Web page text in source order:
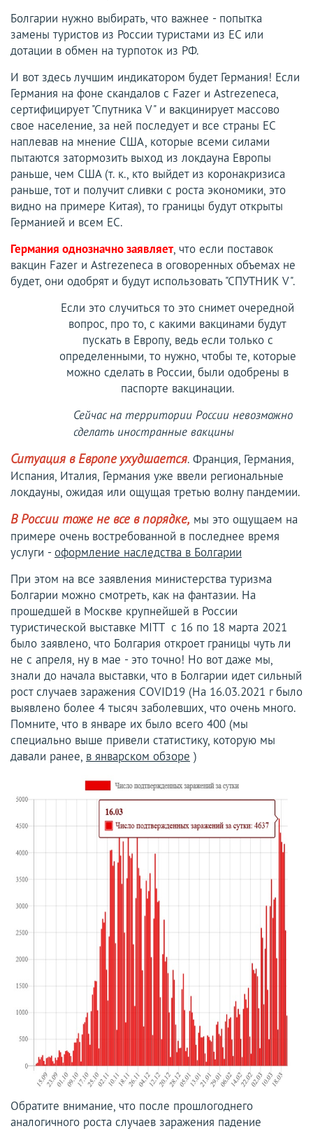
Болгарии нужно выбирать, что важнее - попытка
замены туристов из России туристами из ЕС или
дотации в обмен на турпоток из РФ.
И вот здесь лучшим индикатором будет Германия! Если
Германия на фоне скандалов с Fazer и Astrezeneca,
сертифицирует "Спутника V" и вакцинирует массово
свое население, за ней последует и все страны ЕС
наплевав на мнение США, которые всеми силами
пытаются затормозить выход из локдауна Европы
раньше, чем США (т. к., кто выйдет из коронакризиса
раньше, тот и получит сливки с роста экономики, это
видно на примере Китая), то границы будут открыты
Германией и всем ЕС.
Германия однозначно заявляет, что если поставок
вакцин Fazer и Astrezeneca в оговоренных объемах не
будет, они одобрят и будут использовать "СПУТНИК V".
Если это случиться то это снимет очередной
вопрос, про то, с какими вакцинами будут
пускать в Европу, ведь если только с
определенными, то нужно, чтобы те, которые
можно сделать в России, были одобрены в
паспорте вакцинации.
Сейчас на территории России невозможно
сделать иностранные вакцины
Ситуация в Европе ухудшается. Франция, Германия,
Испания, Италия, Германия уже ввели региональные
локдауны, ожидая или ощущая третью волну пандемии.
В России тоже не все в порядке, мы это ощущаем на
примере очень востребованной в последнее время
услуги - оформление наследства в Болгарии
При этом на все заявления министерства туризма
Болгарии можно смотреть, как на фантазии. На
прошедшей в Москве крупнейшей в России
туристической выставке MITT с 16 по 18 марта 2021
было заявлено, что Болгария откроет границы чуть ли
не с апреля, ну в мае - это точно! Но вот даже мы,
знали до начала выставки, что в Болгарии идет сильный
рост случаев заражения COVID19 (На 16.03.2021 г было
выявлено более 4 тысяч заболевших, что очень много.
Помните, что в январе их было всего 400 (мы
специально выше привели статистику, которую мы
давали ранее, в январском обзоре )
Обратите внимание, что после прошлогоднего
аналогичного роста случаев заражения падение